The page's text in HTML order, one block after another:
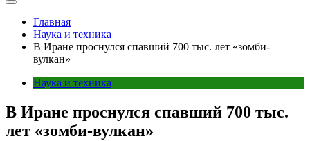
Главная
Наука и техника
В Иране проснулся спавший 700 тыс. лет «зомби-
вулкан»
Наука и техника
В Иране проснулся спавший 700 тыс.
лет «зомби-вулкан»